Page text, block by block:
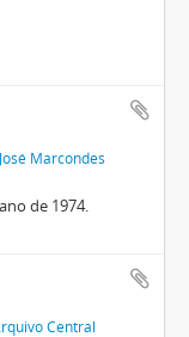
Marcondes
de 1974.
Central